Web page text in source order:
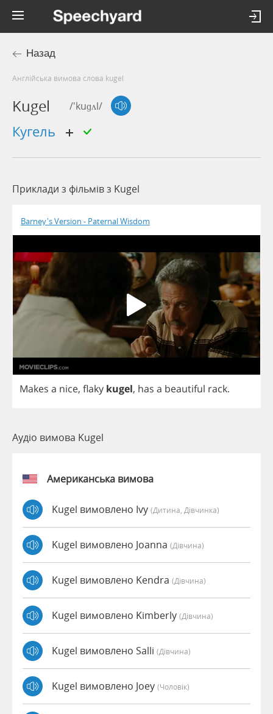
Назад
Англійська вимова слова kugel
Kugel /'kuɡʌl/
кугель
Приклади з фільмів з Kugel
Barney's Version - Paternal Wisdom
Makes a nice, flaky kugel, has a beautiful rack.
Аудіо вимова Kugel
Американська вимова
Kugel вимовлено Ivy (дитина, Дівчинка)
Kugel вимовлено Joanna (дівчина)
Kugel вимовлено Kendra (дівчина)
Kugel вимовлено Kimberly (дівчина)
Kugel вимовлено Salli (дівчина)
Kugel вимовлено Joey (чоловік)